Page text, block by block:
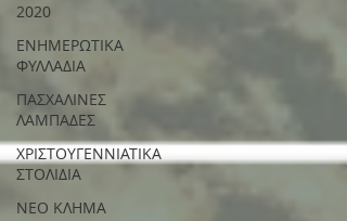
2020
ΕΝΗΜΕΡΩΤΙΚΑ
ΦΥΛΛΑΔΙΑ
ΠΑΣΧΑΛΙΝΕΣ
ΛΑΜΠΑΔΕΣ
ΧΡΙΣΤΟΥΓΕΝΝΙΑΤΙΚΑ
ΣΤΟΛΙΔΙΑ
ΝΕΟ ΚΛΗΜΑ